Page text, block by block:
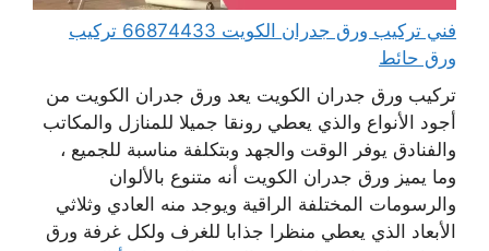
فني تركيب ورق جدران الكويت 66874433 تركيب
ورق حائط
تركيب ورق جدران الكويت يعد ورق جدران الكويت من
أجود الأنواع والذي يعطي رونقا جميلا للمنازل والمكاتب
والفنادق يوفر الوقت والجهد وبتكلفة مناسبة للجميع ،
وما يميز ورق جدران الكويت أنه متنوع بالألوان
والرسومات المختلفة الراقية ويوجد منه العادي وثلاثي
الأبعاد الذي يعطي منظرا جذابا للغرف ولكل غرفة ورق